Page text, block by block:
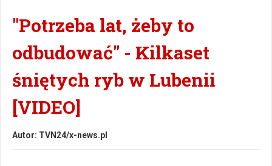
"Potrzeba lat, żeby to
odbudować" - Kilkaset
śniętych ryb w Lubenii
[VIDEO]
Autor: TVN24/x-news.pl